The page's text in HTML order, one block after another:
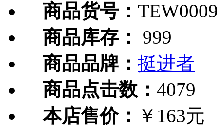
商品货号：
商品库存：
999
商品品牌： 挺进者
商品点击数： 4079
本店售价： ￥163元